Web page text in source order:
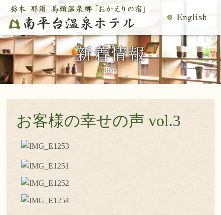
MENU
閉
じ
る
温泉
客室 館内施設
交通アクセス 観光案内
公式サイトからのご予約は5％OFF
お客様の幸せの声 vol.3
空室検索
ご予約内容確認・変更